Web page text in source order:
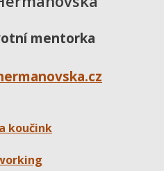
mentorka
koučink